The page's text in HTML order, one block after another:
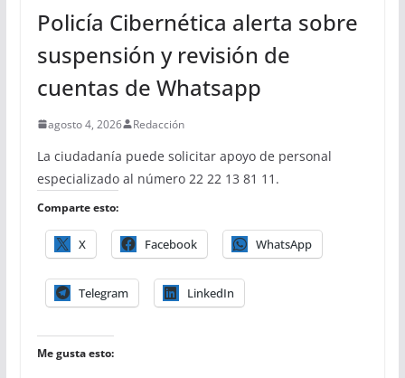
Policía Cibernética alerta sobre
suspensión y revisión de
cuentas de Whatsapp
agosto 4, 2026 Redacción
La ciudadanía puede solicitar apoyo de personal
especializado al número 22 22 13 81 11.
Comparte esto:
X Facebook WhatsApp
Telegram LinkedIn
Me gusta esto: